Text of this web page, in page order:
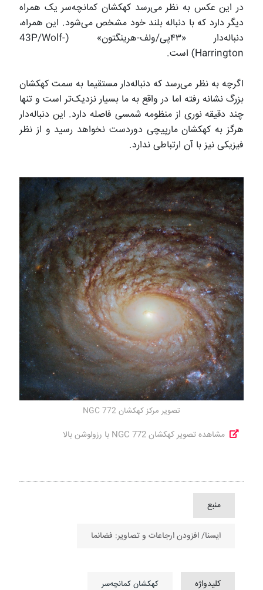
در این عکس به نظر می‌رسد کهکشان کمانچه‌سر یک همراه
دیگر دارد که با دنباله بلند خود مشخص می‌شود. این همراه،
دنباله‌دار «۴۳پی/ولف-هرینگتون» (43P/Wolf-
Harrington) است.
اگرچه به نظر می‌رسد که دنباله‌دار مستقیما به سمت کهکشان
بزرگ نشانه رفته اما در واقع به ما بسیار نزدیک‌تر است و تنها
چند دقیقه نوری از منظومه شمسی فاصله دارد. این دنباله‌دار
هرگز به کهکشان مارپیچی دوردست نخواهد رسید و از نظر
فیزیکی نیز با آن ارتباطی ندارد.
تصویر مرکز کهکشان NGC 772
مشاهده تصویر کهکشان NGC 772 با رزولوشن بالا
منبع
ایسنا/ افزودن ارجاعات و تصاویر: فضانما
کلیدواژه کهکشان کمانچه‌سر